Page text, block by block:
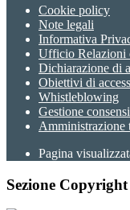
Cookie policy
Note legali
Informativa
Ufficio Relazioni
Dichiarazione di
Obiettivi di
Whistleblowing
Gestione
Amministrazione
Pagina
Sezione Copyright